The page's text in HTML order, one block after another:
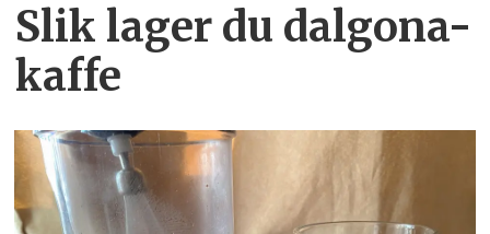
Slik lager du dalgona-
kaffe